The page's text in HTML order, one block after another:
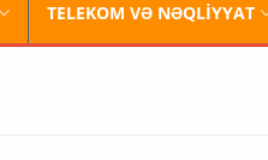
TELEKOM VƏ NƏQLİYYAT